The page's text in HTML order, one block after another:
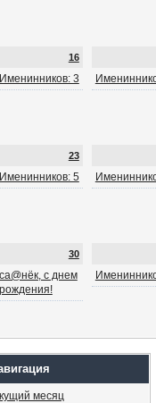
16
Именинников: 3
23
Именинников: 5
30
са@нёк, с днем
рождения!
месяц